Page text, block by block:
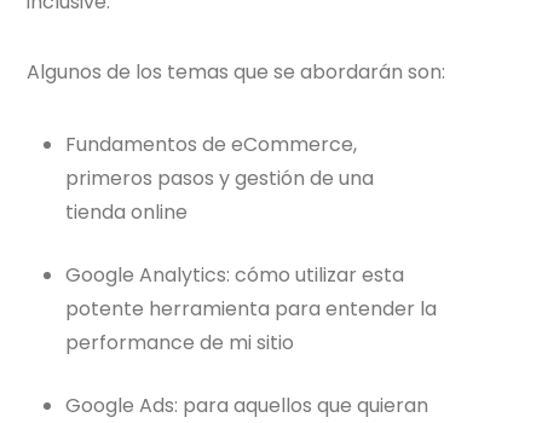
Algunos de los temas que se abordarán son:
Fundamentos de eCommerce,
primeros pasos y gestión de una
tienda online
Google Analytics: cómo utilizar esta
potente herramienta para entender la
performance de mi sitio
Google Ads: para aquellos que quieran